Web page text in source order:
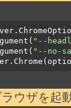
"--
"--no-
ウザを起